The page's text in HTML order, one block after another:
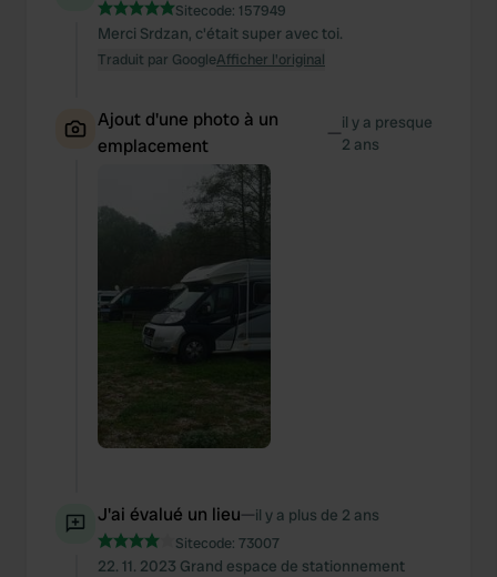
Sitecode: 157949
Merci Srdzan, c'était super avec toi.
Traduit par GoogleAfficher l'original
Ajout d'une photo à un
emplacement
—il y a presque
2 ans
J'ai évalué un lieu—il y a plus de 2 ans
Sitecode: 73007
22. 11. 2023 Grand espace de stationnement